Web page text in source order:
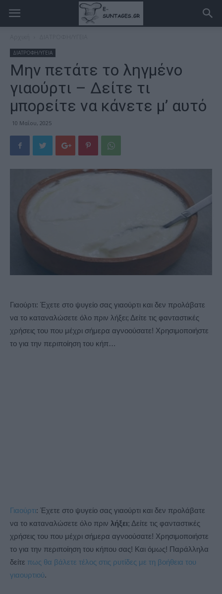
ΔΙΑΤΡΟΦΗ/ΥΓΕΙΑ
Μην πετάτε το ληγμένο
γιαούρτι – Δείτε τι
μπορείτε να κάνετε μ’ αυτό
10 Μαΐου, 2025
Γιαούρτι: Έχετε στο ψυγείο σας γιαούρτι και δεν προλάβατε
να το καταναλώσετε όλο πριν λήξει; Δείτε τις φανταστικές
χρήσεις του που μέχρι σήμερα αγνοούσατε! Χρησιμοποιήστε
το για την περιποίηση του κήπ…
Γιαούρτι: Έχετε στο ψυγείο σας γιαούρτι και δεν προλάβατε
να το καταναλώσετε όλο πριν λήξει; Δείτε τις φανταστικές
χρήσεις του που μέχρι σήμερα αγνοούσατε! Χρησιμοποιήστε
το για την περιποίηση του κήπου σας! Και όμως! Παράλληλα
δείτε πως θα βάλετε τέλος στις ρυτίδες με τη βοήθεια του
γιαουρτιού.